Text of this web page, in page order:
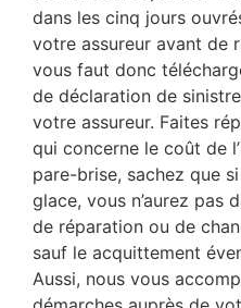
dans les cinq jours
votre assureur avant de
vous faut donc
de déclaration de
votre assureur. Faites
qui concerne le coût de
pare-brise, sachez que
glace, vous n’aurez pas
de réparation ou de
sauf le acquittement
Aussi, nous vous